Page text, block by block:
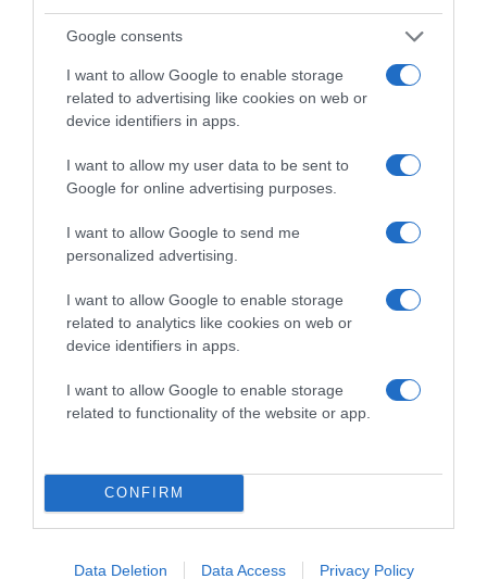
Google consents
I want to allow Google to enable storage
related to advertising like cookies on web or
device identifiers in apps.
I want to allow my user data to be sent to
Google for online advertising purposes.
I want to allow Google to send me
personalized advertising.
I want to allow Google to enable storage
related to analytics like cookies on web or
device identifiers in apps.
I want to allow Google to enable storage
related to functionality of the website or app.
CONFIRM
Data Deletion Data Access Privacy Policy
Citromos tiramisu recept limoncellóval
2026-08-09.